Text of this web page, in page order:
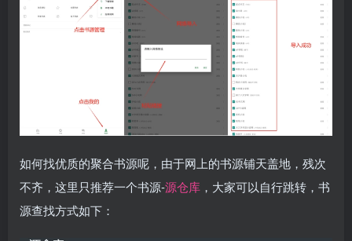
如何找优质的聚合书源呢，由于网上的书源铺天盖地，残次
不齐，这里只推荐一个书源-源仓库 ，大家可以自行跳转，书
源查找方式如下：